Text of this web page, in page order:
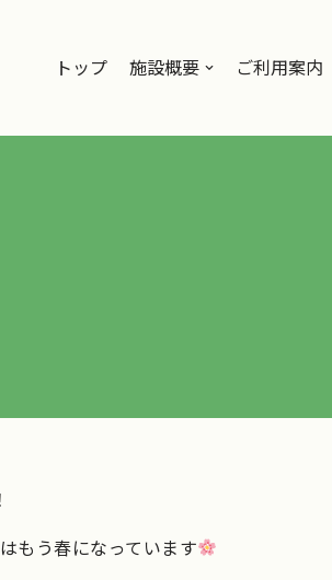
トップ 施設概要 ご利用案内
もう春になっています